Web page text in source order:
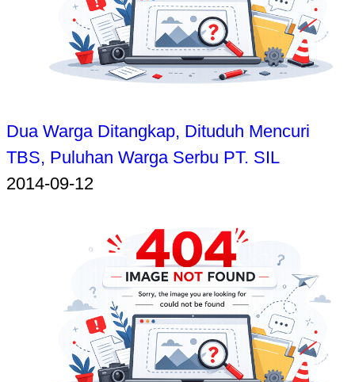
Dua Warga Ditangkap, Dituduh Mencuri
TBS, Puluhan Warga Serbu PT. SIL
2014-09-12